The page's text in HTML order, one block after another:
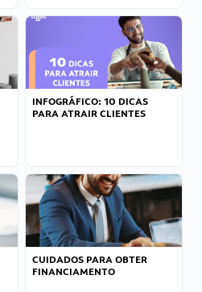
INFOGRÁFICO: 10 DICAS
PARA ATRAIR CLIENTES
CUIDADOS PARA OBTER
FINANCIAMENTO